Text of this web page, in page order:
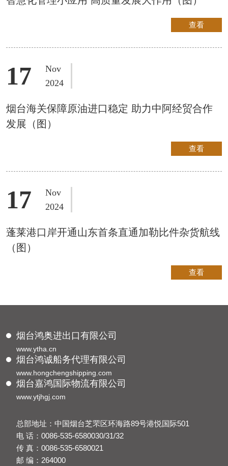
查看
17
Nov
2024
烟台海关保障原油进口稳定 助力中阿经贸合作
发展（图）
查看
17
Nov
2024
蓬莱港口岸开通山东首条直通加勒比件杂货航线
（图）
查看
烟台鸿奥进出口有限公司
www.ytha.cn
烟台鸿诚船务代理有限公司
www.hongchengshipping.com
烟台嘉鸿国际物流有限公司
www.ytjhgj.com
总部地址：中国烟台芝罘区环海路89号港悦国际501
电 话：0086-535-6580030/31/32
传 真：0086-535-6580021
邮 编：264000